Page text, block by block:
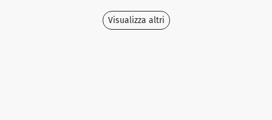
Visualizza altri